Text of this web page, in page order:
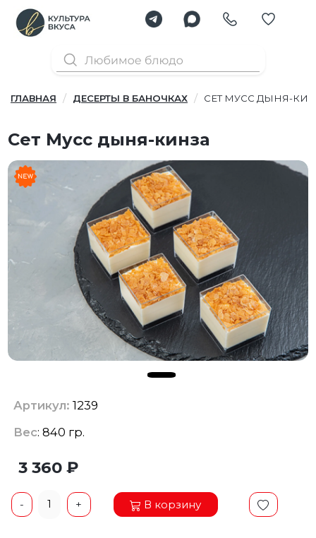
ГЛАВНАЯ ДЕСЕРТЫ В БАНОЧКАХ СЕТ МУСС ДЫНЯ-
Сет Мусс дыня-кинза
Артикул: 1239
Вес: 840 гр.
3 360 ₽
- 1 + В корзину